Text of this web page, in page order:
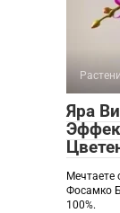
Яра
Мечтаете
Фосамко
100%.